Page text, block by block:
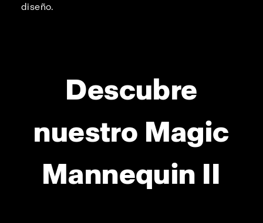
diseño.
Descubre
nuestro Magic
Mannequin II